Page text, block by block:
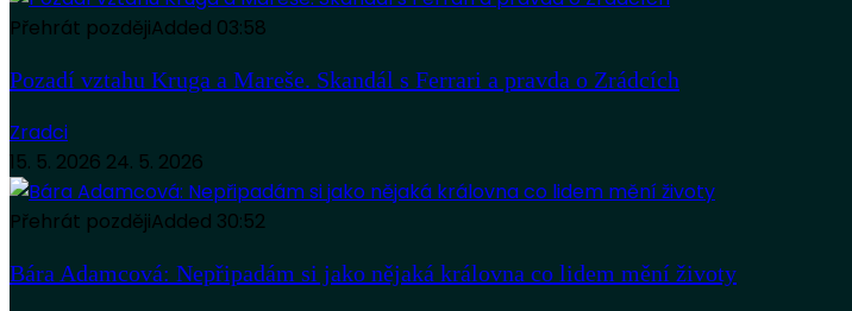
Přehrát pozdějiAdded 03:58
Pozadí vztahu Kruga a Mareše. Skandál s Ferrari a pravda o Zrádcích
Zradci
15. 5. 2026 24. 5. 2026
Přehrát pozdějiAdded 30:52
Bára Adamcová: Nepřipadám si jako nějaká královna co lidem mění životy